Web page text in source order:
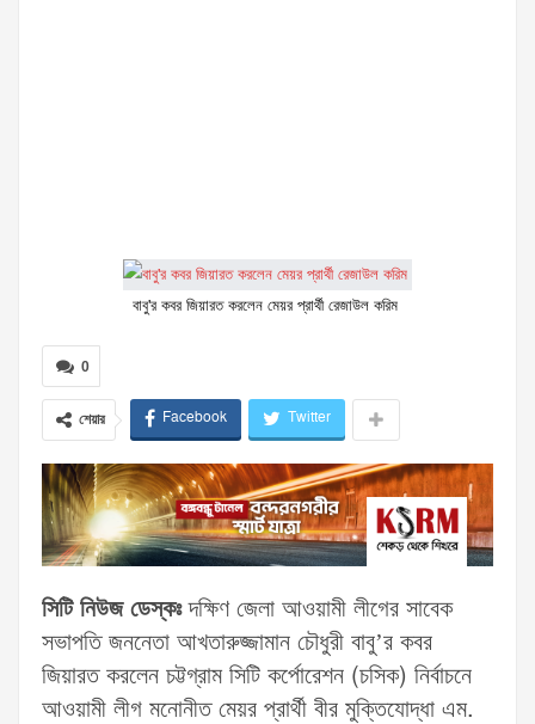
বাবু'র কবর জিয়ারত করলেন মেয়র প্রার্থী রেজাউল করিম
0
শেয়ার Facebook Twitter
সিটি নিউজ ডেস্কঃদক্ষিণ জেলা আওয়ামী লীগের সাবেক
সভাপতি জননেতা আখতারুজ্জামান চৌধুরী বাবু’র কবর
জিয়ারত করলেন চট্টগ্রাম সিটি কর্পোরেশন (চসিক) নির্বাচনে
আওয়ামী লীগ মনোনীত মেয়র প্রার্থী বীর মুক্তিযোদ্ধা এম.